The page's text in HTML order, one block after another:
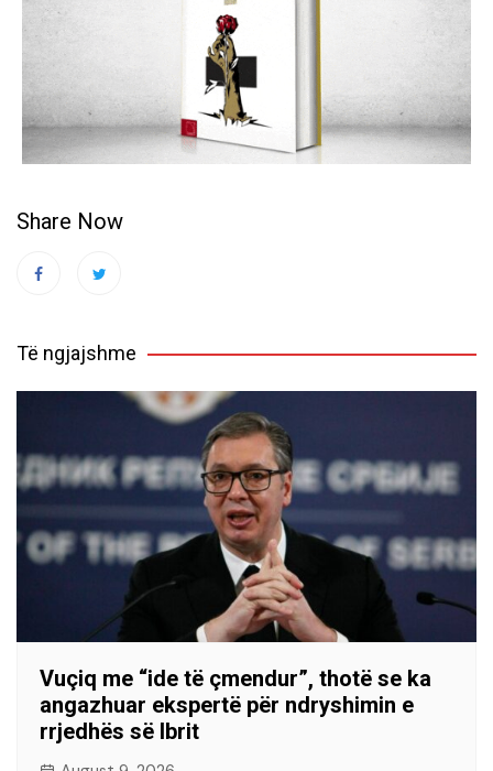
Share Now
Të ngjajshme
Vuçiq me “ide të çmendur”, thotë se ka
angazhuar ekspertë për ndryshimin e
rrjedhës së Ibrit